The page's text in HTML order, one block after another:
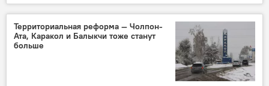
почетный караул
мэрия
реконструкция
Территориальная реформа — Чолпон-
Ата, Каракол и Балыкчи тоже станут
больше